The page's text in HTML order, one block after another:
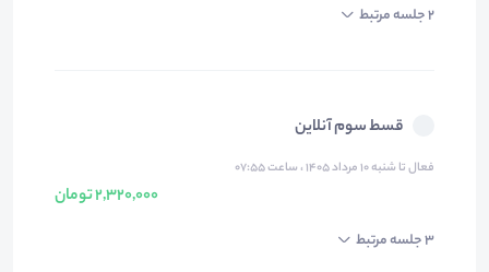
2 جلسه مرتبط
قسط سوم آنلاین
فعال تا شنبه ۱۰ مرداد ۱۴۰۵ ، ساعت ۰۷:۵۵
2,320,000 تومان
3 جلسه مرتبط